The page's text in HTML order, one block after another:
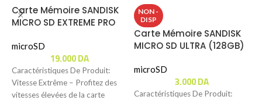
Carte Mémoire SANDISK
MICRO SD EXTREME PRO
microSD
19.000DA
Caractéristiques De Produit:
Vitesse Extrême – Profitez des
vitesses élevées de la carte
NON -
DISP
Carte Mémoire SANDISK
MICRO SD ULTRA (128GB)
microSD
3.000DA
Caractéristiques De Produit: